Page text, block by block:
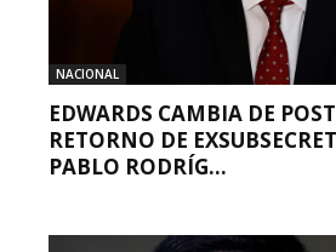
NACIONAL
EDWARDS CAMBIA DE
RETORNO DE
PABLO RODRÍG...